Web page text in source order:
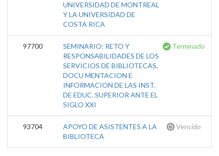
UNIVERSIDAD DE MONTREAL
Y LA UNIVERSIDAD DE
COSTA RICA
97700
SEMINARIO: RETO Y
RESPONSABILIDADES DE LOS
SERVICIOS DE BIBLIOTECAS,
DOCU MENTACION E
INFORMACION DE LAS INST.
DE EDUC. SUPERIOR ANTE EL
SIGLO XXI
Terminado
93704
APOYO DE ASISTENTES A LA
BIBLIOTECA
Vencido